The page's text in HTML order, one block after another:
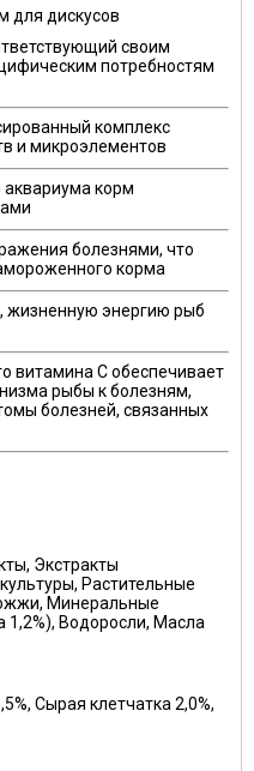
для дискусов
своим
потребностям
комплекс
и микроэлементов
корм
болезнями, что
корма
жизненную энергию рыб
витамина С обеспечивает
рыбы к болезням,
болезней, связанных
Экстракты
Растительные
Минеральные
1,2%), Водоросли, Масла
Сырая клетчатка 2,0%,